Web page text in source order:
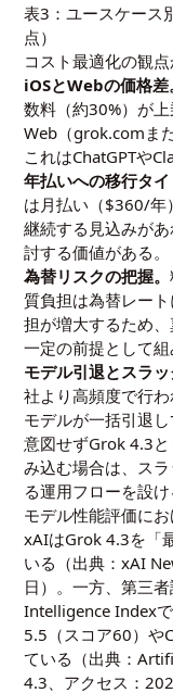
表3：ユースケース
点）
コスト最適化の観
iOSとWebの価格差
数料（約30%）が
Web（grok.comま
これはChatGPTや
年払いへの移行タ
は月払い（$360/年
継続する見込みが
討する価値がある。
為替リスクの把握。
質負担は為替レー
担が増大するため
一定の前提として組
モデル引退とスラ
社より高頻度で行
モデルが一括引退
意図せずGrok 4.3
み込む場合は、ス
る運用フローを設け
モデル性能評価に
xAIはGrok 4.3を「
いる（出典：xAI
日）。一方、第三
Intelligence Index
5.5（スコア60）や
ている（出典：
4.3 、アクセス：